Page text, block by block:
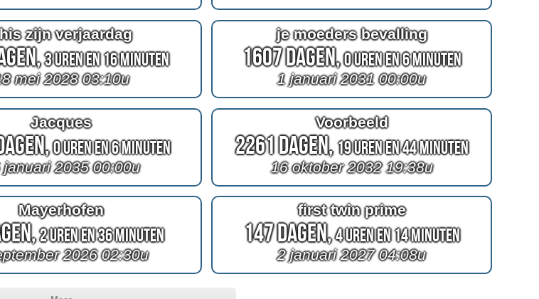
zijn verjaardag
3 Uren en 16 Minuten
mei 2028 03:10u
je moeders bevalling
1607 Dagen,0 Uren en 6 Minuten
1 januari 2031 00:00u
Jacques
0 Uren en 6 Minuten
januari 2035 00:00u
Voorbeeld
2261 Dagen,19 Uren en 44 Minuten
16 oktober 2032 19:38u
Mayerhofen
2 Uren en 36 Minuten
2026 02:30u
first twin prime
147 Dagen,4 Uren en 14 Minuten
2 januari 2027 04:08u